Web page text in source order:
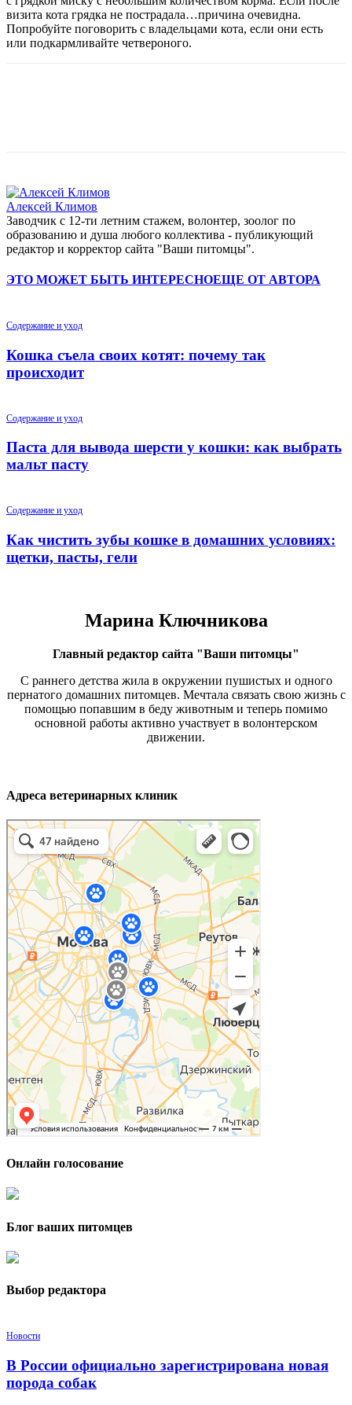
визита кота грядка не пострадала…причина очевидна.
Попробуйте поговорить с владельцами кота, если они есть
или подкармливайте четвероного.
Алексей Климов
Заводчик c 12-ти летним стажем, волонтер, зоолог по
образованию и душа любого коллектива - публикующий
редактор и корректор сайта "Ваши питомцы".
ЭТО МОЖЕТ БЫТЬ ИНТЕРЕСНОЕЩЕ ОТ АВТОРА
Содержание и уход
Кошка съела своих котят: почему так
происходит
Содержание и уход
Паста для вывода шерсти у кошки: как выбрать
мальт пасту
Содержание и уход
Как чистить зубы кошке в домашних условиях:
щетки, пасты, гели
Марина Ключникова
Главный редактор сайта "Ваши питомцы"
С раннего детства жила в окружении пушистых и одного
пернатого домашних питомцев. Мечтала связать свою жизнь с
помощью попавшим в беду животным и теперь помимо
основной работы активно участвует в волонтерском
движении.
Адреса ветеринарных клиник
Онлайн голосование
Блог ваших питомцев
Выбор редактора
Новости
В России официально зарегистрирована новая
порода собак